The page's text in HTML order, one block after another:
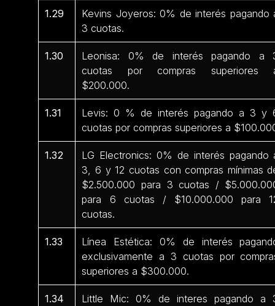
1.29
Kevins Joyeros: 0% de interés pagando
3 cuotas.
1.30
Leonisa: 0% de interés pagando a
cuotas por compras superiores
$200.000.
1.31
Levis: 0 % de interés pagando a 3 y
cuotas por compras superiores a
1.32
LG Electronics: 0% de interés pagando
3, 6 y 12 cuotas con compras mínimas
$2.500.000 para 3 cuotas /
para 6 cuotas / $10.000.000 para
cuotas.
1.33
Línea Estética: 0% de interés
exclusivamente a 3 cuotas por
superiores a $300.000.
1.34
Little Mic: 0% de interes pagando a